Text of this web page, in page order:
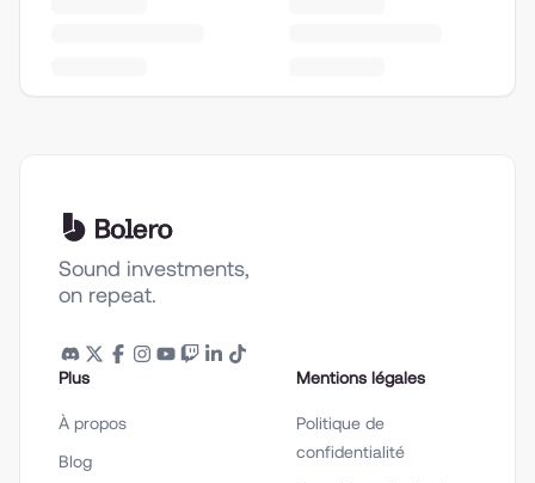
Sound investments,
on repeat.
Plus
À propos
Blog
Mentions légales
Politique de
confidentialité